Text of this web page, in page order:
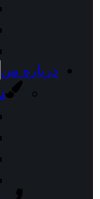
درباره من